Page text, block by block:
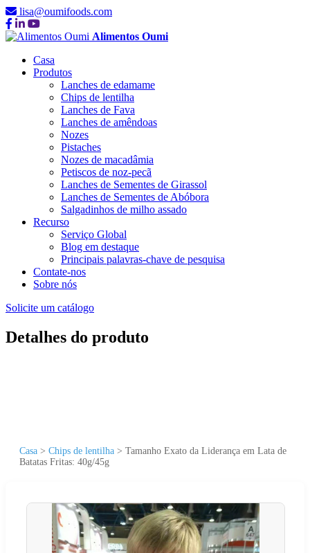
lisa@oumifoods.com
Alimentos Oumi
Casa
Produtos
Lanches de edamame
Chips de lentilha
Lanches de Fava
Lanches de amêndoas
Nozes
Pistaches
Nozes de macadâmia
Petiscos de noz-pecã
Lanches de Sementes de Girassol
Lanches de Sementes de Abóbora
Salgadinhos de milho assado
Recurso
Serviço Global
Blog em destaque
Principais palavras-chave de pesquisa
Contate-nos
Sobre nós
Solicite um catálogo
Detalhes do produto
Casa > Chips de lentilha > Tamanho Exato da Liderança em Lata de
Batatas Fritas: 40g/45g